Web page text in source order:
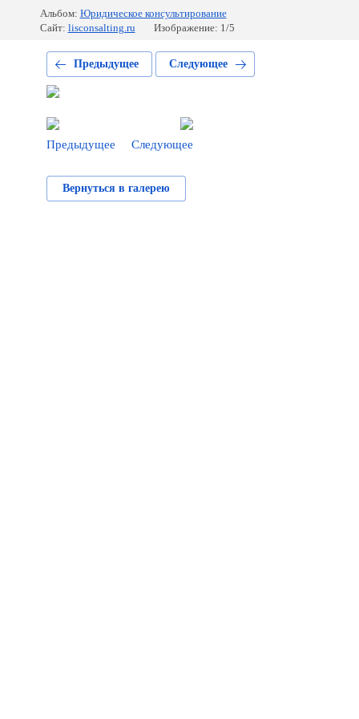
Альбом: Юридическое консультирование
Сайт: lisconsalting.ru Изображение: 1/5
Предыдущее Следующее
Предыдущее Следующее
Вернуться в галерею